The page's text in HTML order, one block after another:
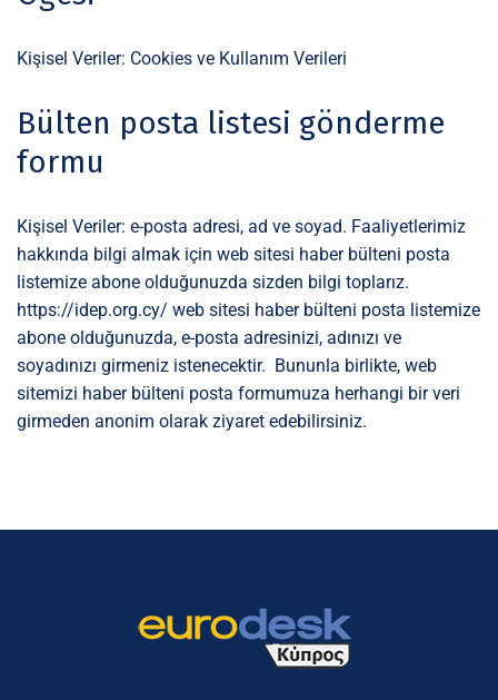
Kişisel Veriler: Cookies ve Kullanım Verileri
Bülten posta listesi gönderme
formu
Kişisel Veriler: e-posta adresi, ad ve soyad. Faaliyetlerimiz
hakkında bilgi almak için web sitesi haber bülteni posta
listemize abone olduğunuzda sizden bilgi toplarız.
https://idep.org.cy/ web sitesi haber bülteni posta listemize
abone olduğunuzda, e-posta adresinizi, adınızı ve
soyadınızı girmeniz istenecektir. Bununla birlikte, web
sitemizi haber bülteni posta formumuza herhangi bir veri
girmeden anonim olarak ziyaret edebilirsiniz.